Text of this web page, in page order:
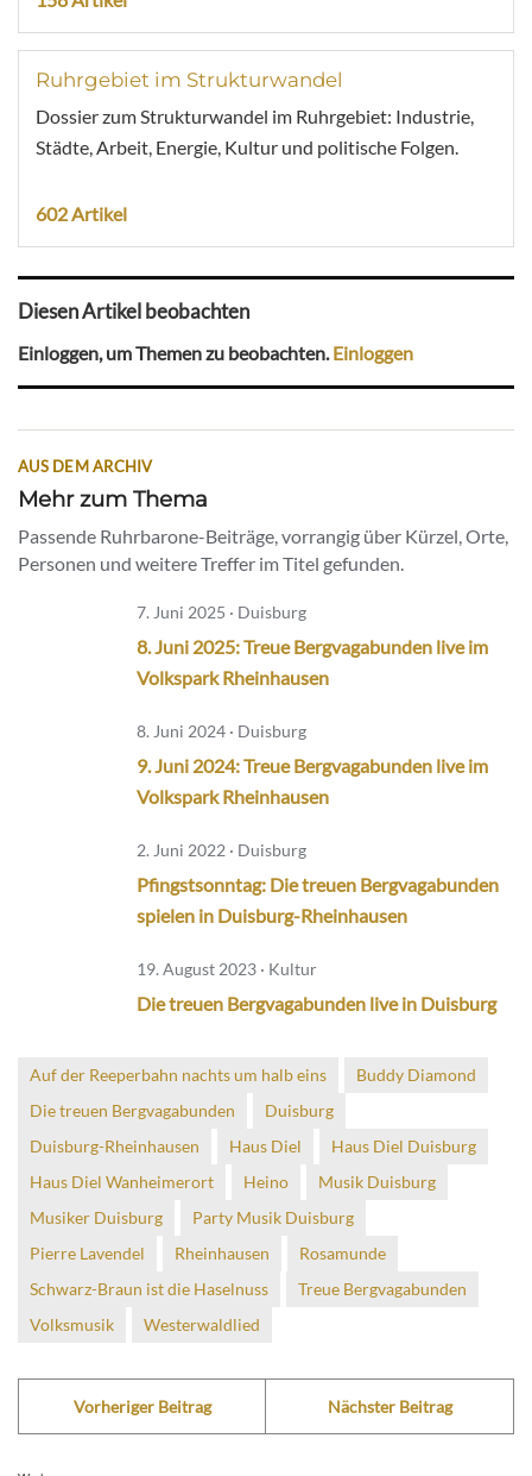
Ruhrgebiet im Strukturwandel
Dossier zum Strukturwandel im Ruhrgebiet: Industrie,
Städte, Arbeit, Energie, Kultur und politische Folgen.
602 Artikel
Diesen Artikel beobachten
Einloggen, um Themen zu beobachten.Einloggen
AUS DEM ARCHIV
Mehr zum Thema
Passende Ruhrbarone-Beiträge, vorrangig über Kürzel, Orte,
Personen und weitere Treffer im Titel gefunden.
7. Juni 2025 · Duisburg
8. Juni 2025: Treue Bergvagabunden live im
Volkspark Rheinhausen
8. Juni 2024 · Duisburg
9. Juni 2024: Treue Bergvagabunden live im
Volkspark Rheinhausen
2. Juni 2022 · Duisburg
Pfingstsonntag: Die treuen Bergvagabunden
spielen in Duisburg-Rheinhausen
19. August 2023 · Kultur
Die treuen Bergvagabunden live in Duisburg
Auf der Reeperbahn nachts um halb eins
Buddy Diamond
Die treuen Bergvagabunden
Duisburg
Duisburg-Rheinhausen
Haus Diel
Haus Diel Duisburg
Haus Diel Wanheimerort
Heino
Musik Duisburg
Musiker Duisburg
Party Musik Duisburg
Pierre Lavendel
Rheinhausen
Rosamunde
Schwarz-Braun ist die Haselnuss
Treue Bergvagabunden
Volksmusik
Westerwaldlied
Vorheriger Beitrag Nächster Beitrag